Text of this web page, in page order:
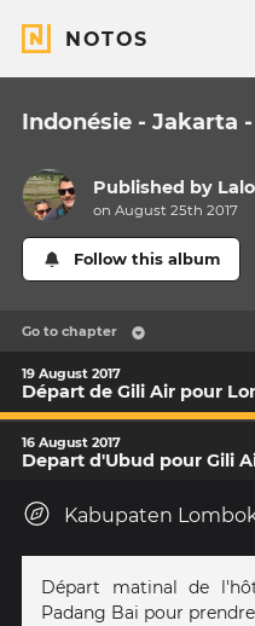
NOTOS
Indonésie - Jakarta
Published by
on August 25th 2017
Follow this album
Go to chapter
19 August 2017
Départ de Gili Air pour
16 August 2017
Depart d'Ubud pour Gili
Kabupaten
Départ matinal de
Padang Bai pour